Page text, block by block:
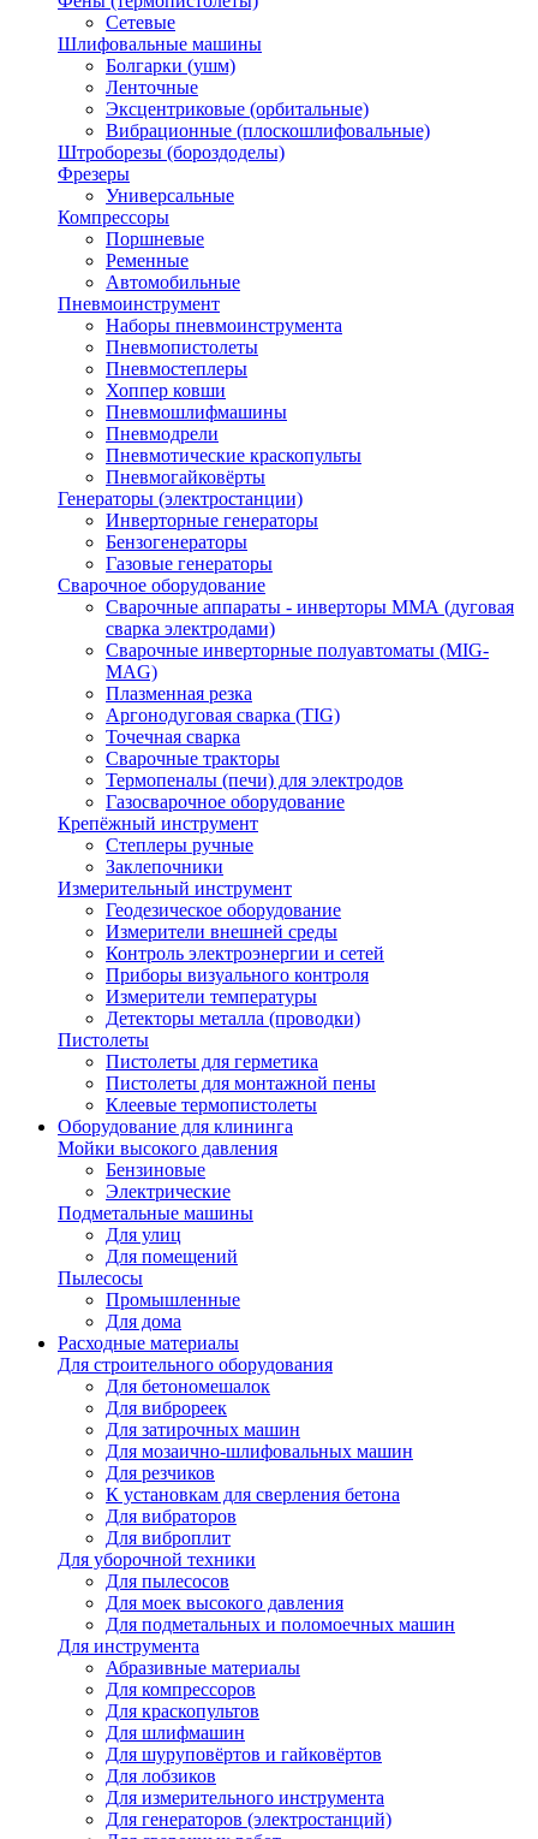
Сетевые
Шлифовальные машины
Болгарки (ушм)
Ленточные
Эксцентриковые (орбитальные)
Вибрационные (плоскошлифовальные)
Штроборезы (бороздоделы)
Фрезеры
Универсальные
Компрессоры
Поршневые
Ременные
Автомобильные
Пневмоинструмент
Наборы пневмоинструмента
Пневмопистолеты
Пневмостеплеры
Хоппер ковши
Пневмошлифмашины
Пневмодрели
Пневмотические краскопульты
Пневмогайковёрты
Генераторы (электростанции)
Инверторные генераторы
Бензогенераторы
Газовые генераторы
Сварочное оборудование
Сварочные аппараты - инверторы ММА (дуговая
сварка электродами)
Сварочные инверторные полуавтоматы (MIG-
MAG)
Плазменная резка
Аргонодуговая сварка (TIG)
Точечная сварка
Сварочные тракторы
Термопеналы (печи) для электродов
Газосварочное оборудование
Крепёжный инструмент
Степлеры ручные
Заклепочники
Измерительный инструмент
Геодезическое оборудование
Измерители внешней среды
Контроль электроэнергии и сетей
Приборы визуального контроля
Измерители температуры
Детекторы металла (проводки)
Пистолеты
Пистолеты для герметика
Пистолеты для монтажной пены
Клеевые термопистолеты
Оборудование для клининга
Мойки высокого давления
Бензиновые
Электрические
Подметальные машины
Для улиц
Для помещений
Пылесосы
Промышленные
Для дома
Расходные материалы
Для строительного оборудования
Для бетономешалок
Для виброреек
Для затирочных машин
Для мозаично-шлифовальных машин
Для резчиков
К установкам для сверления бетона
Для вибраторов
Для виброплит
Для уборочной техники
Для пылесосов
Для моек высокого давления
Для подметальных и поломоечных машин
Для инструмента
Абразивные материалы
Для компрессоров
Для краскопультов
Для шлифмашин
Для шуруповёртов и гайковёртов
Для лобзиков
Для измерительного инструмента
Для генераторов (электростанций)